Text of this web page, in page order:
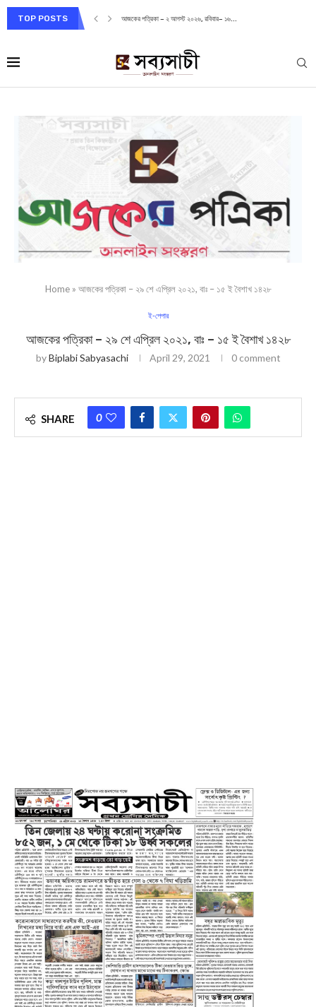
TOP POSTS আজকের পত্রিকা – ২ আগস্ট ২০২৬, রবিবার– ১৬...
Home» আজকের পত্রিকা – ২৯ শে এপ্রিল ২০২১, বাঃ – ১৫ ই বৈশাখ ১৪২৮
ই-পেপার
আজকের পত্রিকা – ২৯ শে এপ্রিল ২০২১, বাঃ – ১৫ ই বৈশাখ ১৪২৮
byBiplabi Sabyasachi April 29, 2021 0 comment
SHARE 0